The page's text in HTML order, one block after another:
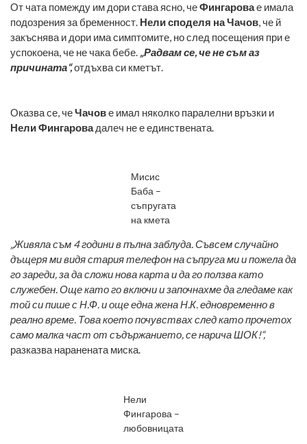
От чата помежду им дори става ясно, чеФингаровае имала
подозрения за бременност. Нели споделя на Чачов, че й
закъснява и дори има симптомите, но след посещения при е
успокоена, че не чака бебе. „Радвам се, че не съм аз
причината“,отдъхва си кметът.
Оказва се, чеЧачове имал няколко паралелни връзки и
Нели Фингарова далеч не е единствената.
Мисис
Баба –
съпругата
на кмета
„Живяла съм 4 години в пълна заблуда. Съвсем случайно
дъщеря ми видя стария телефон на съпруга ми и пожела да
го зареди, за да сложи нова карта и да го ползва като
служебен. Още като го включи и започнахме да гледаме как
той си пише с Н.Ф. и още една жена Н.К. едновременно в
реално време. Това което почувствах след като прочетох
само малка част от съдържанието, се нарича ШОК!“,
разказва наранената миска.
Нели
Фингарова –
любовницата